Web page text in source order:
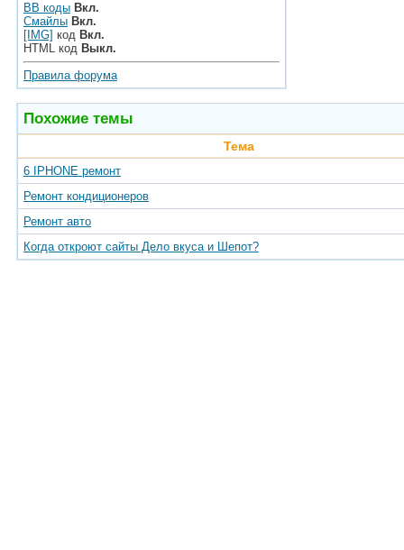
BB коды Вкл.
Смайлы Вкл.
[IMG] код Вкл.
HTML код Выкл.
Правила форума
Похожие темы
Тема
6 IPHONE ремонт
Ремонт кондиционеров
Ремонт авто
Когда откроют сайты Дело вкуса и Шепот?